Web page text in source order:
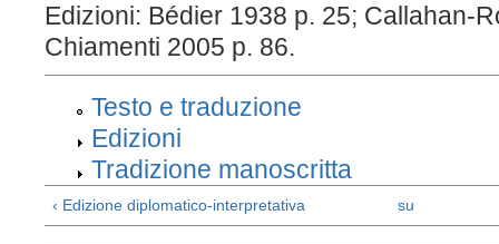
Edizioni: Bédier 1938 p. 25; Callahan-
Chiamenti 2005 p. 86.
Testo e traduzione
Edizioni
Tradizione manoscritta
‹ Edizione diplomatico-interpretativa su